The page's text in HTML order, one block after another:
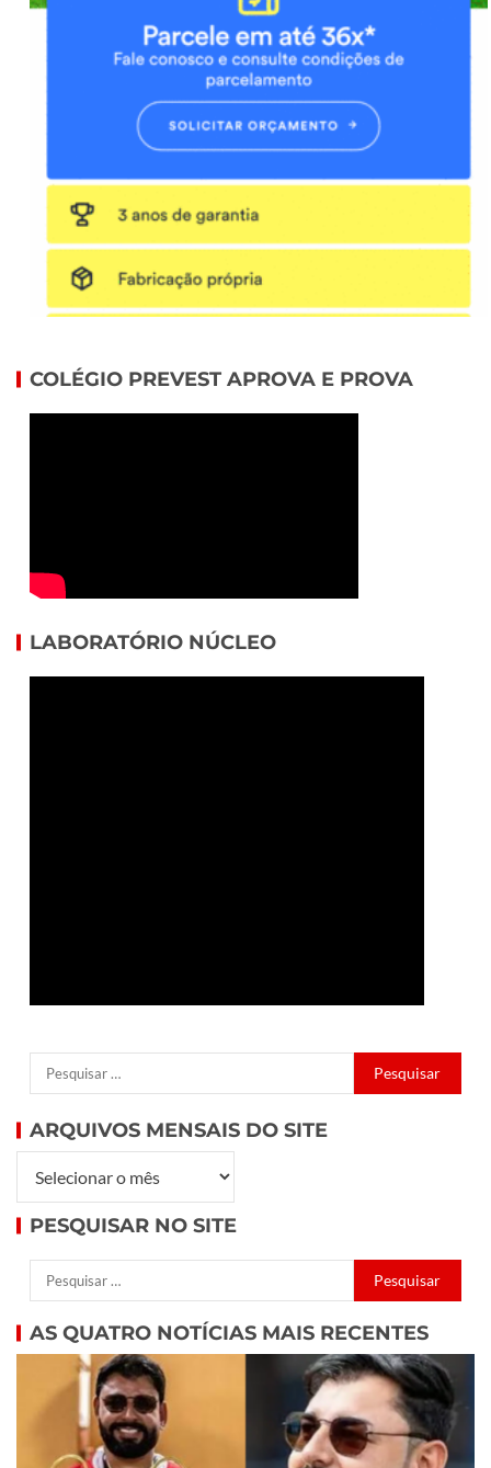
COLÉGIO PREVEST APROVA E PROVA
LABORATÓRIO NÚCLEO
ARQUIVOS MENSAIS DO SITE
PESQUISAR NO SITE
AS QUATRO NOTÍCIAS MAIS RECENTES